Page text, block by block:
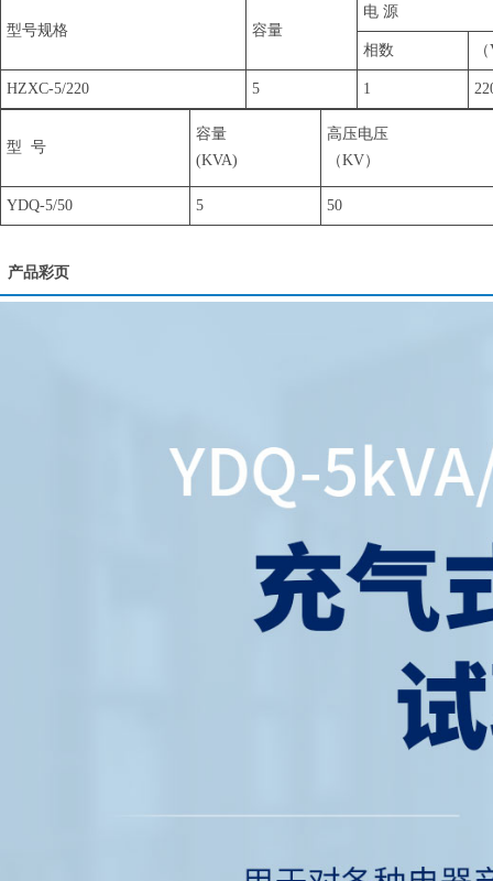
型号规格 容量
电 源
相数
HZXC-5/220 5 1
型 号
容量
(KVA)
高压电压
（KV）
YDQ-5/50 5 50
产品彩页